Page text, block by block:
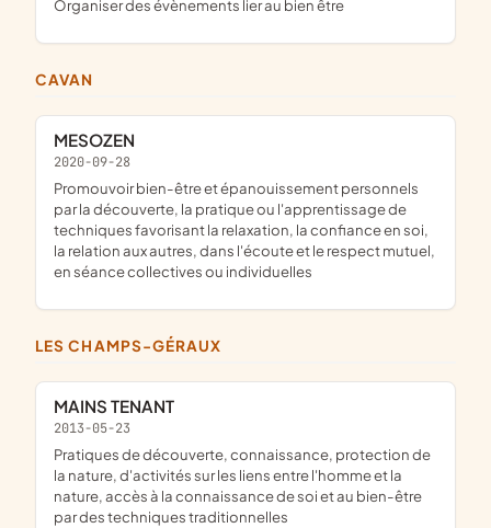
organiser des évènements lier au bien être
CAVAN
MESOZEN
2020-09-28
promouvoir bien-être et épanouissement personnels
par la découverte, la pratique ou l'apprentissage de
techniques favorisant la relaxation, la confiance en soi,
la relation aux autres, dans l'écoute et le respect mutuel,
en séance collectives ou individuelles
LES CHAMPS-GÉRAUX
MAINS TENANT
2013-05-23
pratiques de découverte, connaissance, protection de
la nature, d'activités sur les liens entre l'homme et la
nature, accès à la connaissance de soi et au bien-être
par des techniques traditionnelles